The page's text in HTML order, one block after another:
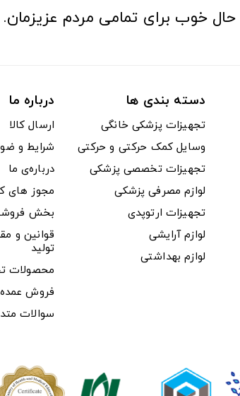
خوب برای تمامی مردم عزیزمان.
دسته بندی ها
تجهیزات پزشکی خانگی
وسایل کمک حرکتی و حرکتی
تجهیزات تخصصی پزشکی
لوازم مصرفی پزشکی
تجهیزات ارتوپدی
لوازم آرایشی
لوازم بهداشتی
درباره ما
ارسال کالا
شرایط و
درباره‌ی ما
مجوز های
بخش
قوانین و
تولید
محصولات
فروش
سوالات